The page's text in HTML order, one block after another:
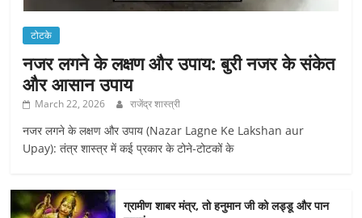
टोटके
नजर लगने के लक्षण और उपाय: बुरी नजर के संकेत
और आसान उपाय
March 22, 2026 राजेंद्र शास्त्री
नजर लगने के लक्षण और उपाय (Nazar Lagne Ke Lakshan aur
Upay): तंत्र शास्त्र में कई प्रकार के टोने-टोटकों के
ग्रामीण शाबर मंत्र, तो हनुमान जी को लड्डू और पान